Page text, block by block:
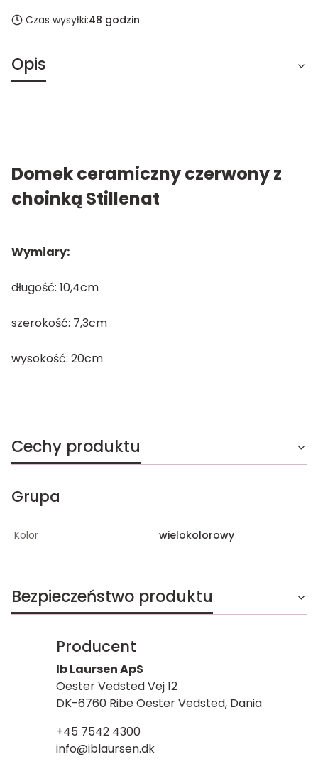
Czas wysyłki:48 godzin
Opis
Domek ceramiczny czerwony z
choinką Stillenat
Wymiary:
długość: 10,4cm
szerokość: 7,3cm
wysokość: 20cm
Cechy produktu
Grupa
Kolor wielokolorowy
Bezpieczeństwo produktu
Producent
Ib Laursen ApS
Oester Vedsted Vej 12
DK-6760 Ribe Oester Vedsted, Dania
+45 7542 4300
info@iblaursen.dk